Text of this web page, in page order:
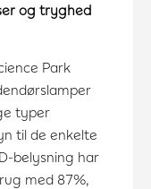
og tryghed
Park
typer
til de enkelte
belysning har
med 87%,